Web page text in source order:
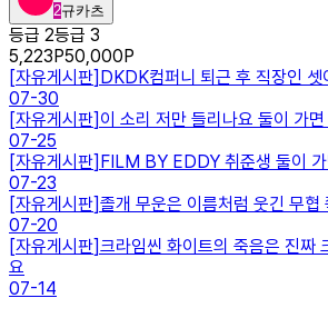
2규카츠
등급 2등급 3
5,223P50,000P
[자유게시판] DKDK컴퍼니 퇴근 후 직장인 셋
07-30
[자유게시판] 이 소리 저만 들리나요 둘이 가
07-25
[자유게시판] FILM BY EDDY 취준생 둘이
07-23
[자유게시판]졸개 무운은 이름처럼 웃긴 무협
07-20
[자유게시판]크라임씬 화이트의 죽음은 진짜
요
07-14